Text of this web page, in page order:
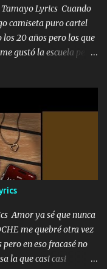
Lyrics Cuando
camiseta puro cartel
20 años pero los que
gustó la escuela pero
Armad0 Con mi Glock
TJ para un licenciado
también Música
M2 que nunca me ha
abrazo también al
antros me verán
destapando siempre
conocen ya saben de
Amor ya sé que nunca
me quebré otra vez
en eso fracasé no
la que casi casi